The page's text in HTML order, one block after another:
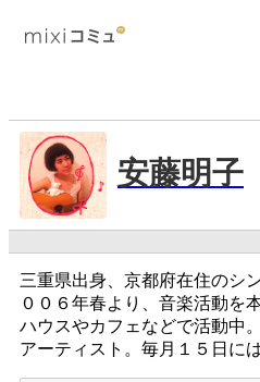
安藤明子
三重県出身、京都府在住のシ
００６年春より、音楽活動を
ハウスやカフェなどで活動中
アーティスト。毎月１５日に